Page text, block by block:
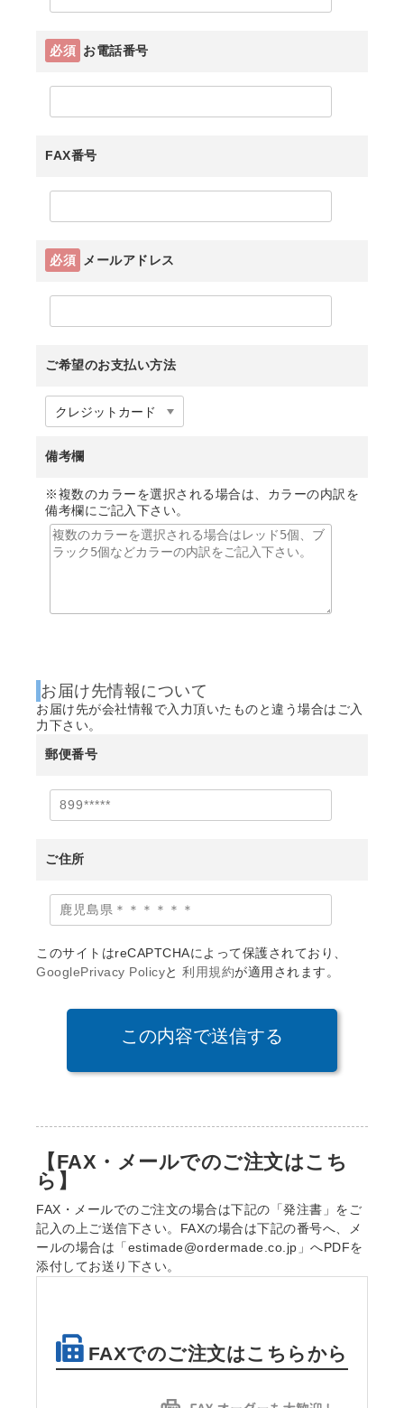
必須 お電話番号
FAX番号
必須 メールアドレス
ご希望のお支払い方法
備考欄
※複数のカラーを選択される場合は、カラーの内訳を
備考欄にご記入下さい。
お届け先情報について
お届け先が会社情報で入力頂いたものと違う場合はご入
力下さい。
郵便番号
ご住所
このサイトはreCAPTCHAによって保護されており、
GooglePrivacy Policyと 利用規約が適用されます。
【FAX・メールでのご注文はこち
ら】
FAX・メールでのご注文の場合は下記の「発注書」をご
記入の上ご送信下さい。FAXの場合は下記の番号へ、メ
ールの場合は「estimade@ordermade.co.jp」へPDFを
添付してお送り下さい。
FAXでのご注文はこちらから